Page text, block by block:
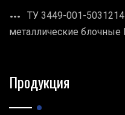
ТУ 3449-001-
металлические
Продукция